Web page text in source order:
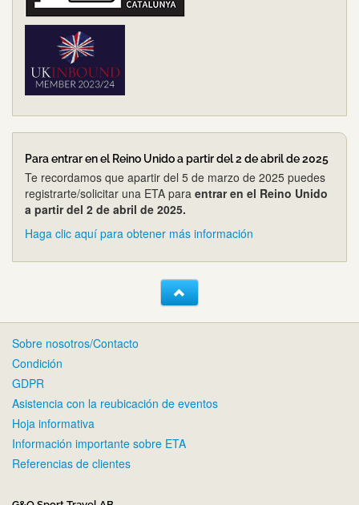
Para entrar en el Reino Unido a partir del 2 de abril de 2025
Te recordamos que apartir del 5 de marzo de 2025 puedes
registrarte/solicitar una ETA para entrar en el Reino Unido
a partir del 2 de abril de 2025.
Haga clic aquí para obtener más información
Sobre nosotros/Contacto
Condición
GDPR
Asistencia con la reubicación de eventos
Hoja informativa
Información importante sobre ETA
Referencias de clientes